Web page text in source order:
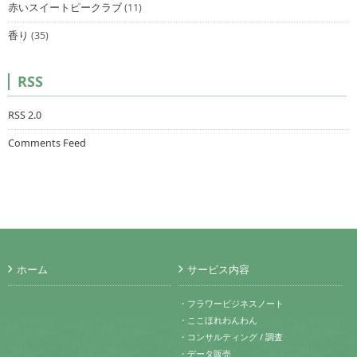
赤いスイートピークラブ(11)
香り (35)
RSS
RSS 2.0
Comments Feed
ホーム サービス内容
・フラワービジネスノート
・ここほれわんわん
・コンサルティング / 調査
・データ販売